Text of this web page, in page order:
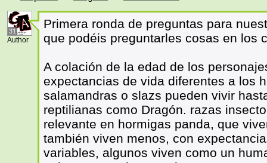
31
Author
Primera ronda de preguntas para
que podéis preguntarles cosas en los
A colación de la edad de los
expectancias de vida diferentes a los
salamandras o slazs pueden vivir
reptilianas como Dragón. razas
relevante en hormigas panda, que
también viven menos, con
variables, algunos viven como un